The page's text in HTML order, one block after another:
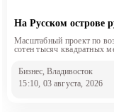
На Русском острове
Масштабный проект по
сотен тысяч квадратных
Бизнес, Владивосток
15:10, 03 августа, 2026